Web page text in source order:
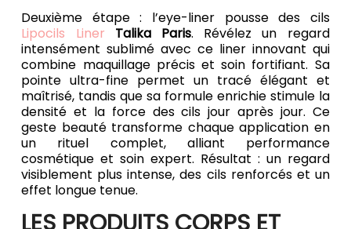
Deuxième étape : l’eye-liner pousse des cils
Lipocils Liner
Talika Paris. Révélez un regard
intensément sublimé avec ce liner innovant qui
combine maquillage précis et soin fortifiant. Sa
pointe ultra-fine permet un tracé élégant et
maîtrisé, tandis que sa formule enrichie stimule la
densité et la force des cils jour après jour. Ce
geste beauté transforme chaque application en
un rituel complet, alliant performance
cosmétique et soin expert. Résultat : un regard
visiblement plus intense, des cils renforcés et un
effet longue tenue.